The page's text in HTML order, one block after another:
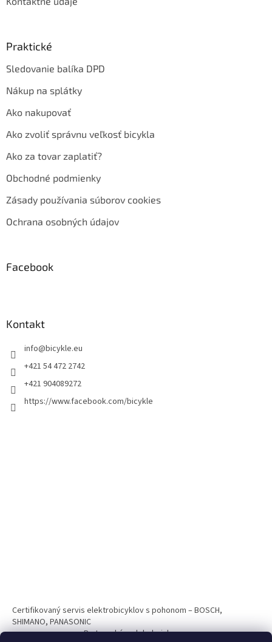
Praktické
Sledovanie balíka DPD
Nákup na splátky
Ako nakupovať
Ako zvoliť správnu veľkosť bicykla
Ako za tovar zaplatiť?
Obchodné podmienky
Zásady používania súborov cookies
Ochrana osobných údajov
Facebook
Kontakt
info@bicykle.eu
+421 54 472 2742
+421 904089272
https://www.facebook.com/bicykle
Certifikovaný servis elektrobicyklov s pohonom – BOSCH,
SHIMANO, PANASONIC
Partnerský web hokejshop.eu